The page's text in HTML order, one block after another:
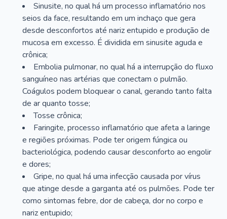
Sinusite, no qual há um processo inflamatório nos
seios da face, resultando em um inchaço que gera
desde desconfortos até nariz entupido e produção de
mucosa em excesso. É dividida em sinusite aguda e
crônica;
Embolia pulmonar, no qual há a interrupção do fluxo
sanguíneo nas artérias que conectam o pulmão.
Coágulos podem bloquear o canal, gerando tanto falta
de ar quanto tosse;
Tosse crônica;
Faringite, processo inflamatório que afeta a laringe
e regiões próximas. Pode ter origem fúngica ou
bacteriológica, podendo causar desconforto ao engolir
e dores;
Gripe, no qual há uma infecção causada por vírus
que atinge desde a garganta até os pulmões. Pode ter
como sintomas febre, dor de cabeça, dor no corpo e
nariz entupido;